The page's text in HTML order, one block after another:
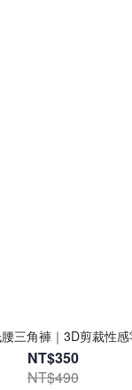
三角褲｜3D剪裁性
NT$350
NT$490